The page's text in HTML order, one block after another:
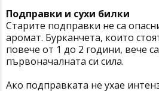
Подправки и сухи билки
Старите подправки не са
аромат. Бурканчета, които
повече от 1 до 2 години, вече
първоначалната си сила.
Ако подправката не ухае